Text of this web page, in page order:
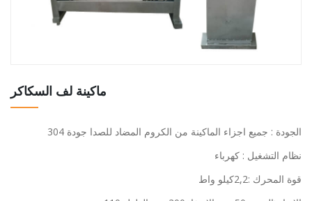
ماكينة لف السكاكر
الجودة : جميع اجزاء الماكينة من الكروم المضاد للصدا جودة 304
نظام التشغيل : كهرباء
قوة المحرك :2,2كيلو واط